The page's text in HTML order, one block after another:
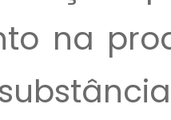
na